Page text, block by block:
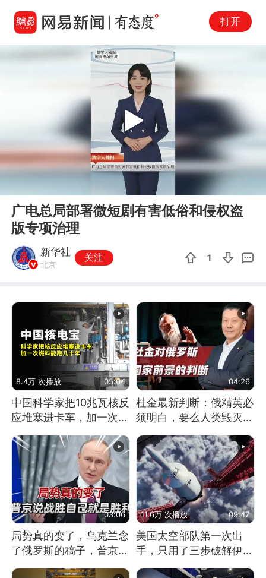
打开
00:34
Play
广电总局部署微短剧有害低俗和侵权盗
版专项治理
新华社
北京
关注 1
8.4万 次播放 05:04
中国科学家把10兆瓦核反
应堆塞进卡车，加一次燃
料能跑几十年
04:26
杜金最新判断：俄精英必
须明白，要么人类毁灭，
要么俄毁灭
03:06
局势真的变了，乌克兰念
了俄罗斯的稿子，普京说
11.6万 次播放 09:47
美国太空部队第一次出
手，只用了三步破解伊朗